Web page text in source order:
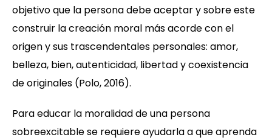
objetivo que la persona debe aceptar y sobre este
construir la creación moral más acorde con el
origen y sus trascendentales personales: amor,
belleza, bien, autenticidad, libertad y coexistencia
de originales (Polo, 2016).
Para educar la moralidad de una persona
sobreexcitable se requiere ayudarla a que aprenda